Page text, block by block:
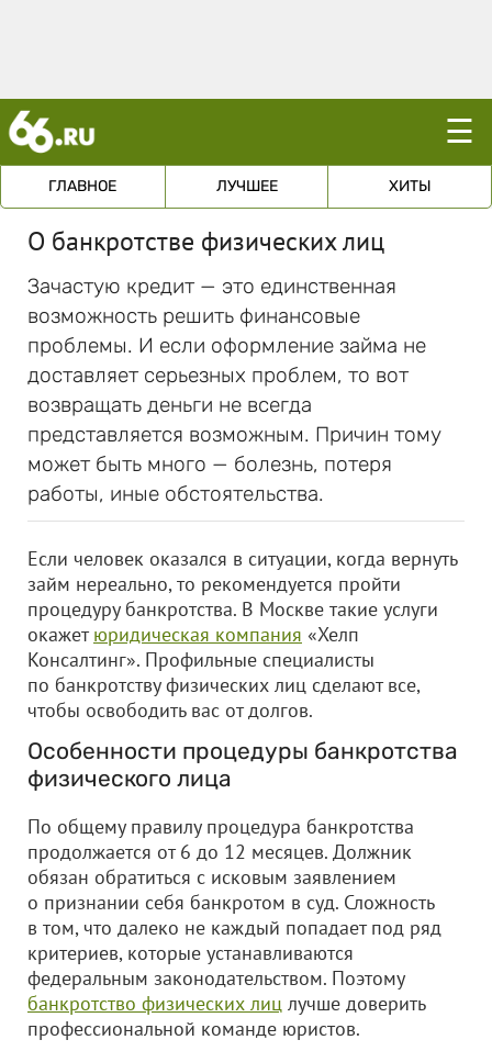
☰
ГЛАВНОЕ ЛУЧШЕЕ ХИТЫ
О банкротстве физических лиц
Зачастую кредит — это единственная
возможность решить финансовые
проблемы. И если оформление займа не
доставляет серьезных проблем, то вот
возвращать деньги не всегда
представляется возможным. Причин тому
может быть много — болезнь, потеря
работы, иные обстоятельства.
Если человек оказался в ситуации, когда вернуть
займ нереально, то рекомендуется пройти
процедуру банкротства. В Москве такие услуги
окажетюридическая компания «Хелп
Консалтинг». Профильные специалисты
по банкротству физических лиц сделают все,
чтобы освободить вас от долгов.
Особенности процедуры банкротства
физического лица
По общему правилу процедура банкротства
продолжается от 6 до 12 месяцев. Должник
обязан обратиться с исковым заявлением
о признании себя банкротом в суд. Сложность
в том, что далеко не каждый попадает под ряд
критериев, которые устанавливаются
федеральным законодательством. Поэтому
банкротство физических лиц лучше доверить
профессиональной команде юристов.